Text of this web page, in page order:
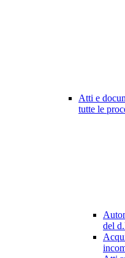
Atti e
tutte le
del